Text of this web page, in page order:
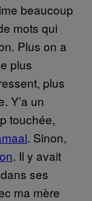
beaucoup
mots qui
Plus on a
plus
plus
Y’a un
touchée,
. Sinon,
. Il y avait
ses
ma mère